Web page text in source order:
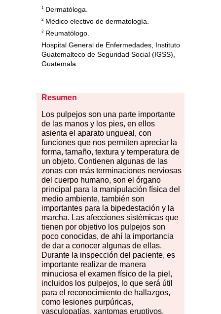
1 Dermatóloga.
2 Médico electivo de dermatología.
3 Reumatólogo.
Hospital General de Enfermedades, Instituto
Guatemalteco de Seguridad Social (IGSS),
Guatemala.
Resumen
Los pu lpejos son una parte importante
de las manos y los pies, en ellos
asienta el aparato ungueal, con
funciones que nos permiten apreciar la
forma, tamaño, textura y temperatura de
un objeto. Contienen algunas de las
zonas con más terminaciones nerviosas
del cuerpo humano, son el órgano
principal para la manipulación física del
medio ambiente, también son
importantes para la bipedestación y la
marcha. Las afecciones sistémicas que
tienen por objetivo los pulpejos son
poco conocidas, de ahí la importancia
de dar a conocer algunas de ellas.
Durante la inspección del paciente, es
importante realizar de manera
minuciosa el examen físico de la piel,
incluidos los pulpejos, lo que será útil
para el reconocimiento de hallazgos,
como lesiones purpúricas,
vasculopatías, xantomas eruptivos,